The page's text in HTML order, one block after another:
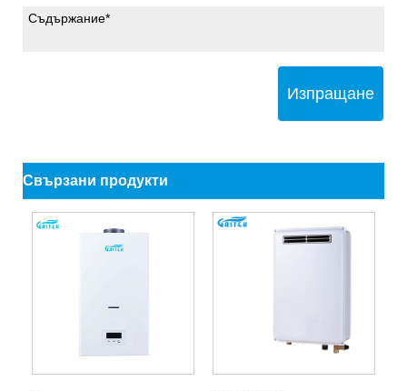
Изпращане
Свързани продукти